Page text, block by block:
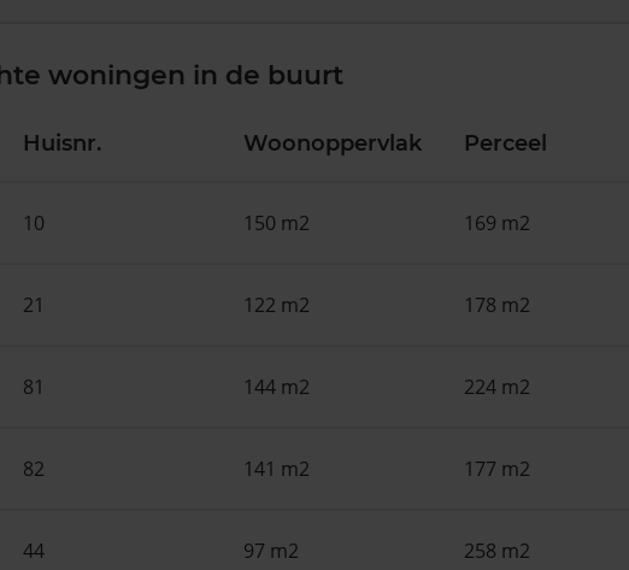
woningen in de buurt
Huisnr. Woonoppervlak Perceel
10 150 m2 169 m2
21 122 m2 178 m2
81 144 m2 224 m2
82 141 m2 177 m2
44 97 m2 258 m2